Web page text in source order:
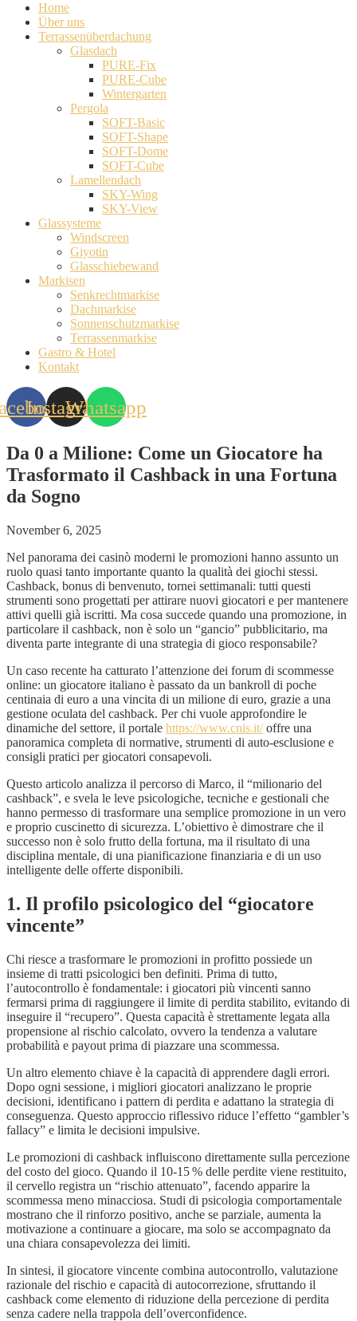
Home
Über uns
Terrassenüberdachung
Glasdach
PURE-Fix
PURE-Cube
Wintergarten
Pergola
SOFT-Basic
SOFT-Shape
SOFT-Dome
SOFT-Cube
Lamellendach
SKY-Wing
SKY-View
Glassysteme
Windscreen
Giyotin
Glasschiebewand
Markisen
Senkrechtmarkise
Dachmarkise
Sonnenschutzmarkise
Terrassenmarkise
Gastro & Hotel
Kontakt
InstagramWhatsapp
Da 0 a Milione: Come un Giocatore ha
Trasformato il Cashback in una Fortuna
da Sogno
November 6, 2025
Nel panorama dei casinò moderni le promozioni hanno assunto un
ruolo quasi tanto importante quanto la qualità dei giochi stessi.
Cashback, bonus di benvenuto, tornei settimanali: tutti questi
strumenti sono progettati per attirare nuovi giocatori e per mantenere
attivi quelli già iscritti. Ma cosa succede quando una promozione, in
particolare il cashback, non è solo un “gancio” pubblicitario, ma
diventa parte integrante di una strategia di gioco responsabile?
Un caso recente ha catturato l’attenzione dei forum di scommesse
online: un giocatore italiano è passato da un bankroll di poche
centinaia di euro a una vincita di un milione di euro, grazie a una
gestione oculata del cashback. Per chi vuole approfondire le
dinamiche del settore, il portale https://www.cnis.it/offre una
panoramica completa di normative, strumenti di auto‑esclusione e
consigli pratici per giocatori consapevoli.
Questo articolo analizza il percorso di Marco, il “milionario del
cashback”, e svela le leve psicologiche, tecniche e gestionali che
hanno permesso di trasformare una semplice promozione in un vero
e proprio cuscinetto di sicurezza. L’obiettivo è dimostrare che il
successo non è solo frutto della fortuna, ma il risultato di una
disciplina mentale, di una pianificazione finanziaria e di un uso
intelligente delle offerte disponibili.
1. Il profilo psicologico del “giocatore
vincente”
Chi riesce a trasformare le promozioni in profitto possiede un
insieme di tratti psicologici ben definiti. Prima di tutto,
l’autocontrollo è fondamentale: i giocatori più vincenti sanno
fermarsi prima di raggiungere il limite di perdita stabilito, evitando di
inseguire il “recupero”. Questa capacità è strettamente legata alla
propensione al rischio calcolato, ovvero la tendenza a valutare
probabilità e payout prima di piazzare una scommessa.
Un altro elemento chiave è la capacità di apprendere dagli errori.
Dopo ogni sessione, i migliori giocatori analizzano le proprie
decisioni, identificano i pattern di perdita e adattano la strategia di
conseguenza. Questo approccio riflessivo riduce l’effetto “gambler’s
fallacy” e limita le decisioni impulsive.
Le promozioni di cashback influiscono direttamente sulla percezione
del costo del gioco. Quando il 10‑15 % delle perdite viene restituito,
il cervello registra un “rischio attenuato”, facendo apparire la
scommessa meno minacciosa. Studi di psicologia comportamentale
mostrano che il rinforzo positivo, anche se parziale, aumenta la
motivazione a continuare a giocare, ma solo se accompagnato da
una chiara consapevolezza dei limiti.
In sintesi, il giocatore vincente combina autocontrollo, valutazione
razionale del rischio e capacità di autocorrezione, sfruttando il
cashback come elemento di riduzione della percezione di perdita
senza cadere nella trappola dell’overconfidence.